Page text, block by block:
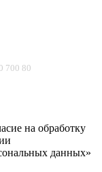
700 80
на обработку
данных»